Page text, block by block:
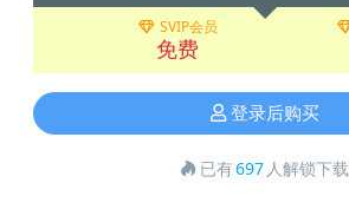
SVIP会员
免费
登录后购买
已有697 人解锁下载